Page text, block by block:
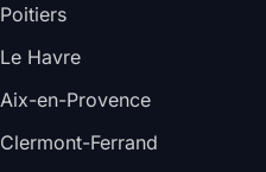
Havre
en-Provence
Ferrand